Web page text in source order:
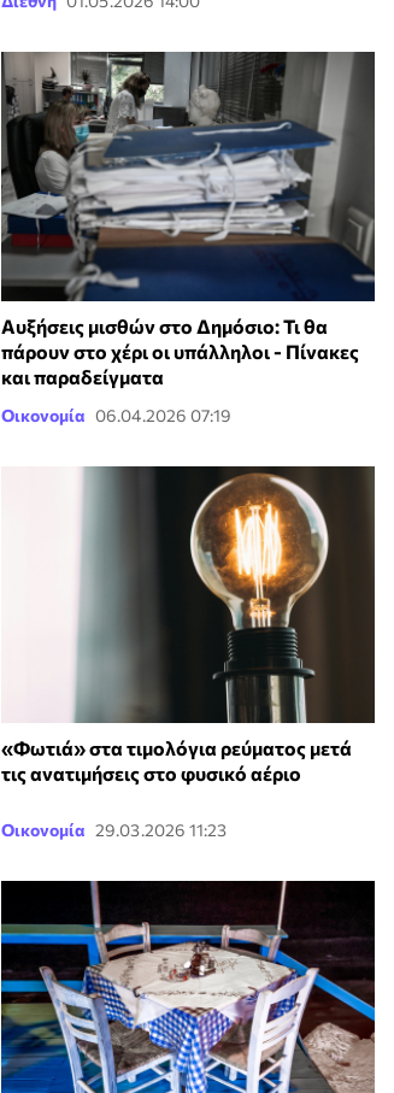
Αυξήσεις μισθών στο Δημόσιο: Τι θα
πάρουν στο χέρι οι υπάλληλοι - Πίνακες
και παραδείγματα
Οικονομία 06.04.2026 07:19
«Φωτιά» στα τιμολόγια ρεύματος μετά
τις ανατιμήσεις στο φυσικό αέριο
Οικονομία 29.03.2026 11:23